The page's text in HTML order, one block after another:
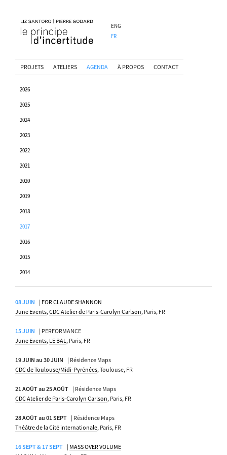
ENG
FR
PROJETS ATELIERS AGENDA À PROPOS CONTACT
2026
2025
2024
2023
2022
2021
2020
2019
2018
2017
2016
2015
2014
08 JUIN | FOR CLAUDE SHANNON
June Events,CDC Atelier de Paris-Carolyn Carlson, Paris, FR
15 JUIN
| PERFORMANCE
June Events, LE BAL, Paris, FR
19 JUIN au 30 JUIN
| Résidence Maps
CDC de Toulouse/Midi-Pyrénées, Toulouse, FR
21 AOÛT au 25 AOÛT | Résidence Maps
CDC Atelier de Paris-Carolyn Carlson, Paris, FR
28 AOÛT au 01 SEPT | Résidence Maps
Théâtre de la Cité internationale, Paris, FR
16 SEPT & 17 SEPT | MASS OVER VOLUME